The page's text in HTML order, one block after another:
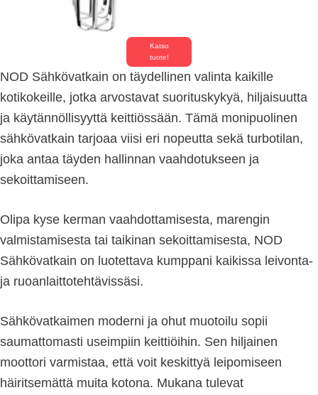
Katso
tuote!
NOD Sähkövatkain on täydellinen valinta kaikille
kotikokeille, jotka arvostavat suorituskykyä, hiljaisuutta
ja käytännöllisyyttä keittiössään. Tämä monipuolinen
sähkövatkain tarjoaa viisi eri nopeutta sekä turbotilan,
joka antaa täyden hallinnan vaahdotukseen ja
sekoittamiseen.
Olipa kyse kerman vaahdottamisesta, marengin
valmistamisesta tai taikinan sekoittamisesta, NOD
Sähkövatkain on luotettava kumppani kaikissa leivonta-
ja ruoanlaittotehtävissäsi.
Sähkövatkaimen moderni ja ohut muotoilu sopii
saumattomasti useimpiin keittiöihin. Sen hiljainen
moottori varmistaa, että voit keskittyä leipomiseen
häiritsemättä muita kotona. Mukana tulevat